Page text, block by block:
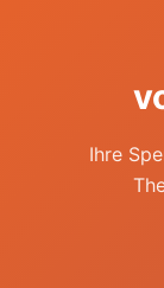
Ihre